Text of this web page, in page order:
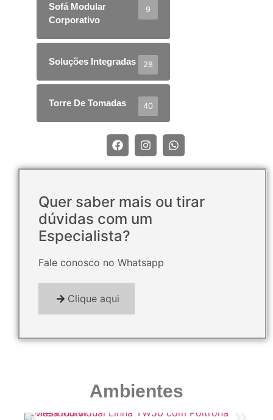
Sofá Modular
Corporativo
9
Soluções Integradas 28
Torre De Tomadas 40
Quer saber mais ou tirar
dúvidas com um
Especialista?
Fale conosco no Whatsapp
Clique aqui
Ambientes